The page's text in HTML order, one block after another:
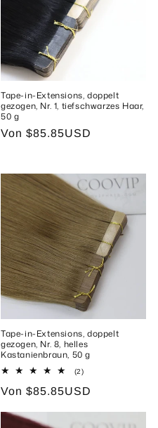
Tape-in-Extensions, doppelt
gezogen, Nr. 1, tiefschwarzes Haar,
50 g
Normaler
Von $85.85USD
Tape-in-Extensions, doppelt
gezogen, Nr. 8, helles
Kastanienbraun, 50 g
(2)2
insgesamt
Normaler
Von $85.85USD